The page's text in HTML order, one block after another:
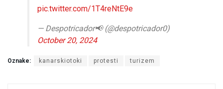
pic.twitter.com/1T4reNtE9e
— Despotricador📢 (@despotricador0)
October 20, 2024
Oznake: kanarskiotoki protesti turizem